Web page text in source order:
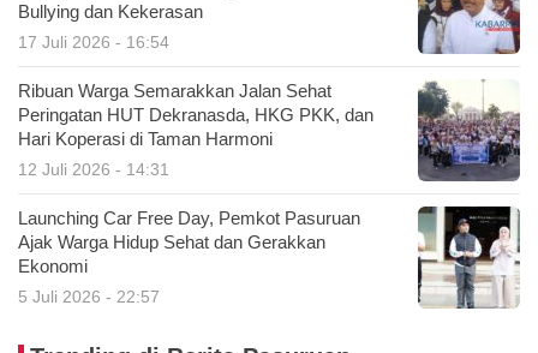
Bullying dan Kekerasan
17 Juli 2026 - 16:54
Ribuan Warga Semarakkan Jalan Sehat
Peringatan HUT Dekranasda, HKG PKK, dan
Hari Koperasi di Taman Harmoni
12 Juli 2026 - 14:31
Launching Car Free Day, Pemkot Pasuruan
Ajak Warga Hidup Sehat dan Gerakkan
Ekonomi
5 Juli 2026 - 22:57